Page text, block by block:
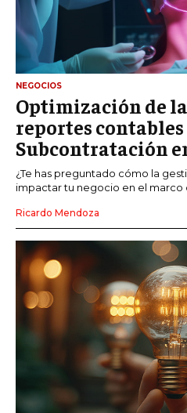
NEGOCIOS
Optimización de
reportes contables
Subcontratación
¿Te has preguntado cómo la
impactar tu negocio en el marco
Ricardo Mendoza